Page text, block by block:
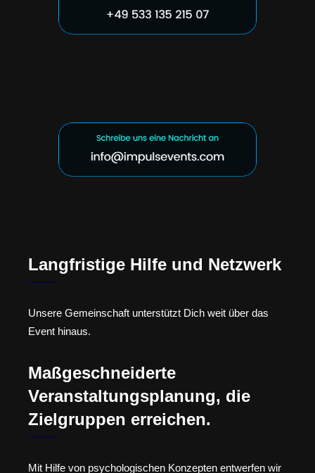
Langfristige Hilfe und Netzwerk
Unsere Gemeinschaft unterstützt Dich weit über das
Event hinaus.
Maßgeschneiderte
Veranstaltungsplanung, die
Zielgruppen erreichen.
Mit Hilfe von psychologischen Konzepten entwerfen wir